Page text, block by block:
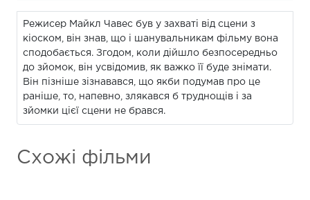
Режисер Майкл Чавес був у захваті від сцени з
кіоском, він знав, що і шанувальникам фільму вона
сподобається. Згодом, коли дійшло безпосередньо
до зйомок, він усвідомив, як важко її буде знімати.
Він пізніше зізнавався, що якби подумав про це
раніше, то, напевно, злякався б труднощів і за
зйомки цієї сцени не брався.
Схожі фільми